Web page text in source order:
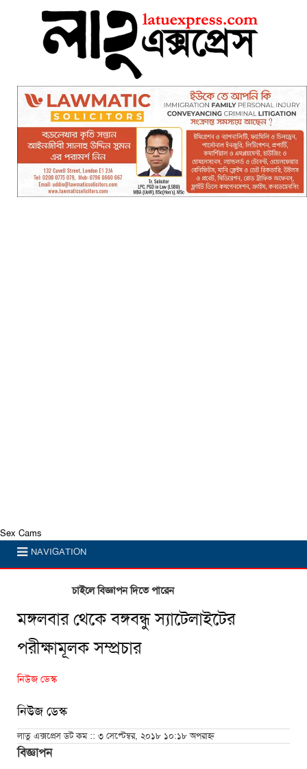
Sex Cams
NAVIGATION
চাইলে বিজ্ঞাপন দিতে পারেন
মঙ্গলবার থেকে বঙ্গবন্ধু স্যাটেলাইটের
পরীক্ষামূলক সম্প্রচার
নিউজ ডেস্ক
নিউজ ডেস্ক
লাতু এক্সপ্রেস ডট কম :: ৩ সেপ্টেম্বর, ২০১৮ ১০:১৮ অপরাহ্ন
বিজ্ঞাপন